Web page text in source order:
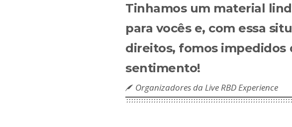
Tinhamos um material
para vocês e, com essa
direitos, fomos impedidos
sentimento!
Organizadores da Live RBD Experience